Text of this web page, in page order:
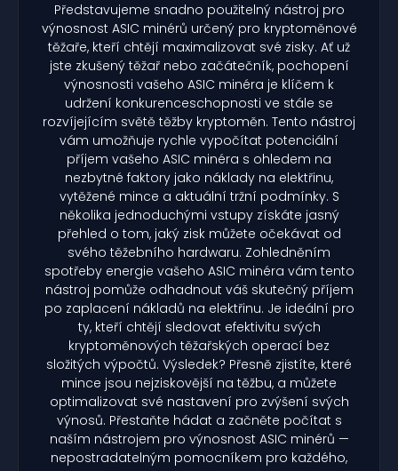
Představujeme snadno použitelný nástroj pro
výnosnost ASIC minérů určený pro kryptoměnové
těžaře, kteří chtějí maximalizovat své zisky. Ať už
jste zkušený těžař nebo začátečník, pochopení
výnosnosti vašeho ASIC minéra je klíčem k
udržení konkurenceschopnosti ve stále se
rozvíjejícím světě těžby kryptoměn. Tento nástroj
vám umožňuje rychle vypočítat potenciální
příjem vašeho ASIC minéra s ohledem na
nezbytné faktory jako náklady na elektřinu,
vytěžené mince a aktuální tržní podmínky. S
několika jednoduchými vstupy získáte jasný
přehled o tom, jaký zisk můžete očekávat od
svého těžebního hardwaru. Zohledněním
spotřeby energie vašeho ASIC minéra vám tento
nástroj pomůže odhadnout váš skutečný příjem
po zaplacení nákladů na elektřinu. Je ideální pro
ty, kteří chtějí sledovat efektivitu svých
kryptoměnových těžařských operací bez
složitých výpočtů. Výsledek? Přesně zjistíte, které
mince jsou nejziskovější na těžbu, a můžete
optimalizovat své nastavení pro zvýšení svých
výnosů. Přestaňte hádat a začněte počítat s
naším nástrojem pro výnosnost ASIC minérů —
nepostradatelným pomocníkem pro každého,